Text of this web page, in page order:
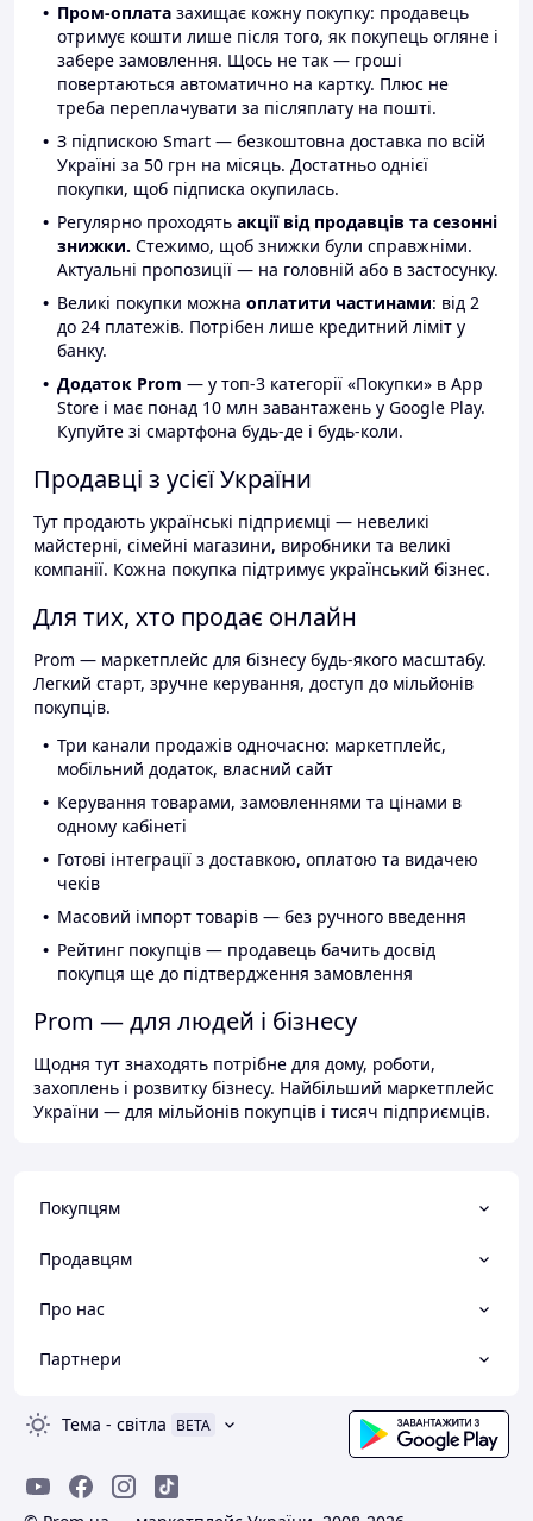
Пром-оплата захищає кожну покупку: продавець
отримує кошти лише після того, як покупець огляне і
забере замовлення. Щось не так — гроші
повертаються автоматично на картку. Плюс не
треба переплачувати за післяплату на пошті.
З підпискою Smart — безкоштовна доставка по всій
Україні за 50 грн на місяць. Достатньо однієї
покупки, щоб підписка окупилась.
Регулярно проходять акції від продавців та сезонні
знижки. Стежимо, щоб знижки були справжніми.
Актуальні пропозиції — на головній або в застосунку.
Великі покупки можна оплатити частинами: від 2
до 24 платежів. Потрібен лише кредитний ліміт у
банку.
Додаток Prom — у топ-3 категорії «Покупки» в App
Store і має понад 10 млн завантажень у Google Play.
Купуйте зі смартфона будь-де і будь-коли.
Продавці з усієї України
Тут продають українські підприємці — невеликі
майстерні, сімейні магазини, виробники та великі
компанії. Кожна покупка підтримує український бізнес.
Для тих, хто продає онлайн
Prom — маркетплейс для бізнесу будь-якого масштабу.
Легкий старт, зручне керування, доступ до мільйонів
покупців.
Три канали продажів одночасно: маркетплейс,
мобільний додаток, власний сайт
Керування товарами, замовленнями та цінами в
одному кабінеті
Готові інтеграції з доставкою, оплатою та видачею
чеків
Масовий імпорт товарів — без ручного введення
Рейтинг покупців — продавець бачить досвід
покупця ще до підтвердження замовлення
Prom — для людей і бізнесу
Щодня тут знаходять потрібне для дому, роботи,
захоплень і розвитку бізнесу. Найбільший маркетплейс
України — для мільйонів покупців і тисяч підприємців.
Покупцям
Продавцям
Про нас
Партнери
Тема - світла BETA